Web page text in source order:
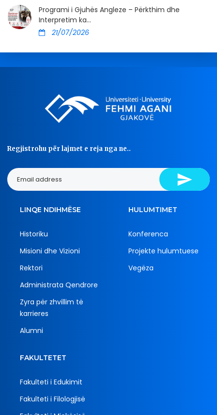
Programi i Gjuhës Angleze – Përkthim dhe
Interpretim ka...
21/07/2026
Regjistrohu për lajmet e reja nga ne..
LINQE NDIHMËSE
Historiku
Misioni dhe Vizioni
Rektori
Administrata Qendrore
Zyra për zhvillim të
karrieres
Alumni
HULUMTIMET
Konferenca
Projekte hulumtuese
Vegëza
FAKULTETET
Fakulteti i Edukimit
Fakulteti i Filologjisë